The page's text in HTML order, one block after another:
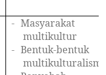
- Masyarakat
multikultur
- Bentuk-bentuk